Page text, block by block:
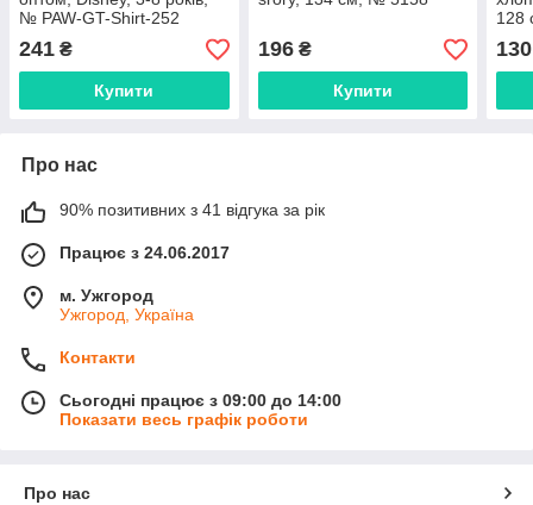
№ PAW-GT-Shirt-252
241 ₴
Купити
196₴
Купити
128
130
Про нас
90% позитивних з 41 відгука за рік
Працює з 24.06.2017
м. Ужгород
Ужгород, Україна
Контакти
Сьогодні працює з 09:00 до 14:00
Показати весь графік роботи
Про нас